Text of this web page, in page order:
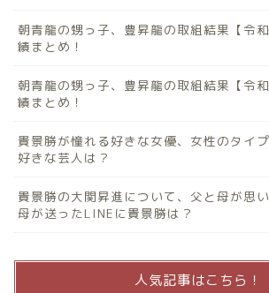
朝青龍の甥っ子、豊昇龍の取組結果【令
績まとめ！
朝青龍の甥っ子、豊昇龍の取組結果【令
績まとめ！
貴景勝が憧れる好きな女優、女性のタイ
好きな芸人は？
貴景勝の大関昇進について、父と母が思
母が送ったLINEに貴景勝は？
人気記事はこちら！